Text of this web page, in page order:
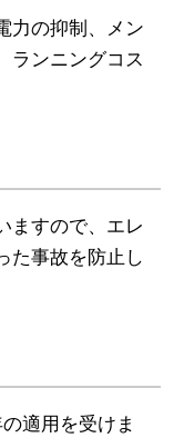
力の抑制、メン
ランニングコス
ますので、エレ
た事故を防止し
適用を受けま